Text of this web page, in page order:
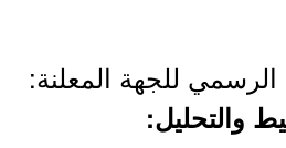
للجهة المعلنة: